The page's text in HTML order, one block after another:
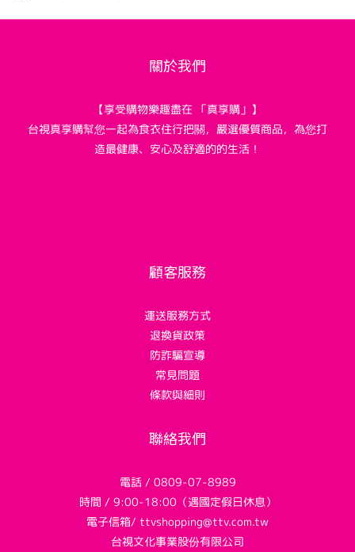
關於我們
【享受購物樂趣盡在 「真享購」】
台視真享購幫您一起為食衣住行把關，嚴選優質商品，為您打
造最健康、安心及舒適的的生活！
顧客服務
運送服務方式
退換貨政策
防詐騙宣導
常見問題
條款與細則
聯絡我們
電話 / 0809-07-8989
時間 / 9:00-18:00（遇國定假日休息）
電子信箱/ ttvshopping@ttv.com.tw
台視文化事業股份有限公司